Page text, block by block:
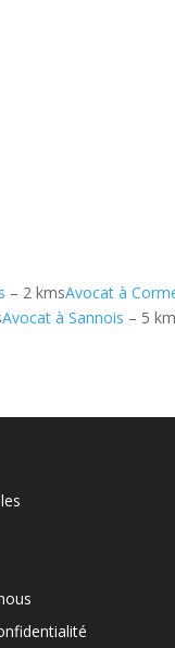
– 2 kmsAvocat à
Avocat à Sannois – 5